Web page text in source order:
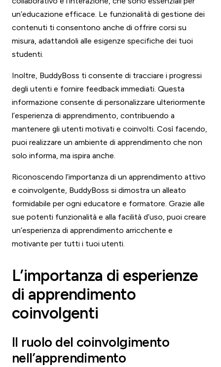
un’educazione efficace. Le funzionalità di gestione dei
contenuti ti consentono anche di offrire corsi su
misura, adattandoli alle esigenze specifiche dei tuoi
studenti.
Inoltre, BuddyBoss ti consente di tracciare i progressi
degli utenti e fornire feedback immediati. Questa
informazione consente di personalizzare ulteriormente
l’esperienza di apprendimento, contribuendo a
mantenere gli utenti motivati e coinvolti. Così facendo,
puoi realizzare un ambiente di apprendimento che non
solo informa, ma ispira anche.
Riconoscendo l’importanza di un apprendimento attivo
e coinvolgente, BuddyBoss si dimostra un alleato
formidabile per ogni educatore e formatore. Grazie alle
sue potenti funzionalità e alla facilità d’uso, puoi creare
un’esperienza di apprendimento arricchente e
motivante per tutti i tuoi utenti.
L’importanza di esperienze
di apprendimento
coinvolgenti
Il ruolo del coinvolgimento
nell’apprendimento